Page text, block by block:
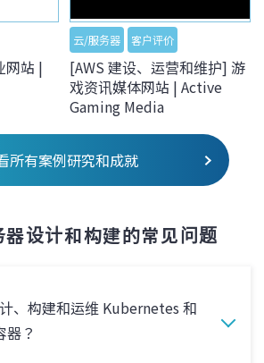
网站 |
云/服务器 客户评价
[AWS 建设、运营和维护] 游
戏资讯媒体网站 | Active
Gaming Media
所有案例研究和成就
器设计和构建的常见问题
、构建和运维 Kubernetes 和
器？